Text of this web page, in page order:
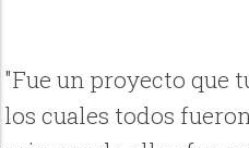
"Fue un proyecto que
los cuales todos